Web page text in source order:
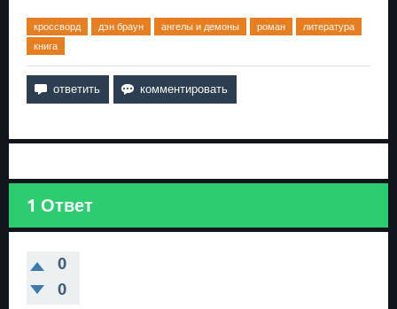
кроссворд дэн браун ангелы и демоны роман
литература
книга
1 Ответ
0
0